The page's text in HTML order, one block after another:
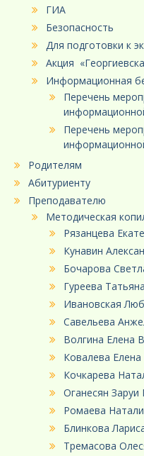
ГИА
Безопасность
Для подготовки к
Акция
Информационная
Перечень
Перечень
Родителям
Абитуриенту
Преподавателю
Методическая
Рязанцева
Кунавин
Бочарова
Гуреева
Ивановская
Савельева
Волгина Елена
Ковалева
Кочкарева
Оганесян Заруи
Ромаева
Блинкова
Тремасова